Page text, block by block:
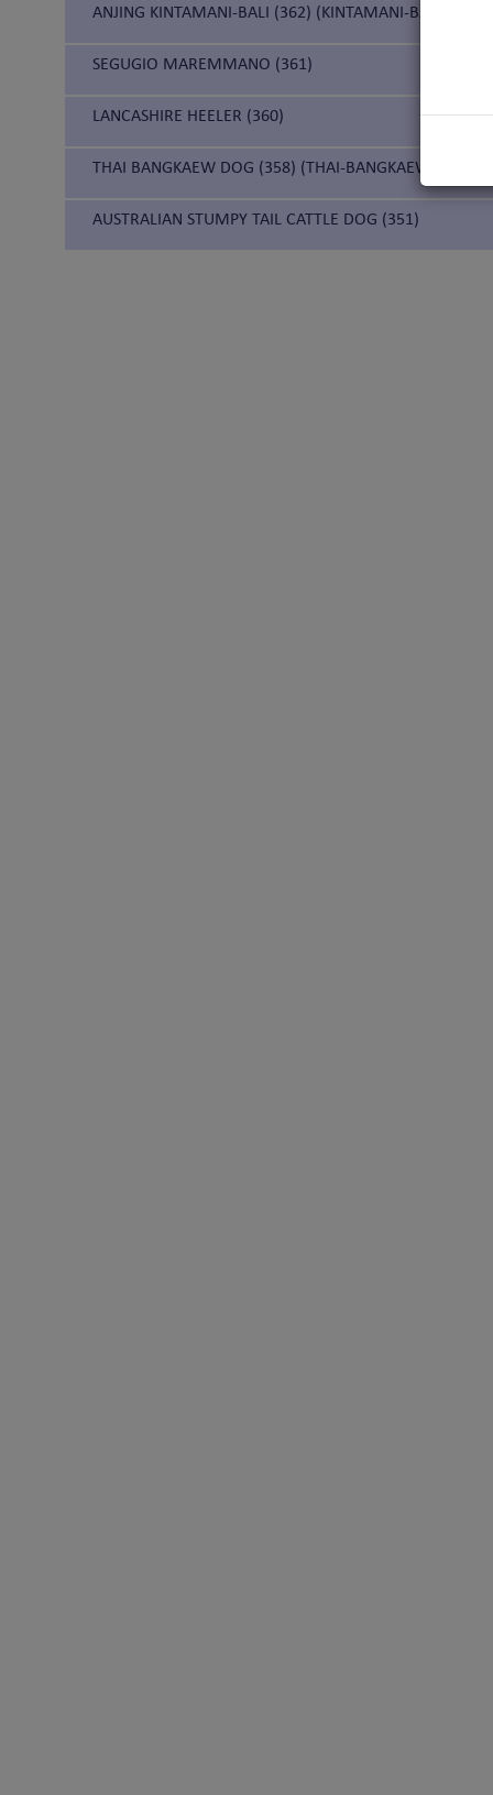
ANJING KINTAMANI-BALI (362) (KINTAMANI-BALI-
SEGUGIO MAREMMANO (361)
LANCASHIRE HEELER (360)
THAI BANGKAEW DOG (358) (THAI-BANGKAEW-HUND)
AUSTRALIAN STUMPY TAIL CATTLE DOG (351)